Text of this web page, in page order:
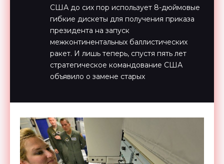
США до сих пор использует 8-дюймовые
гибкие дискеты для получения приказа
президента на запуск
межконтинентальных баллистических
ракет. И лишь теперь, спустя пять лет
стратегическое командование США
объявило о замене старых